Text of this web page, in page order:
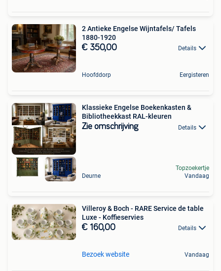
2 Antieke Engelse Wijntafels/ Tafels
1880-1920
€ 350,00 Details
Hoofddorp Eergisteren
Klassieke Engelse Boekenkasten &
Bibliotheekkast RAL-kleuren
Zie omschrijving Details
Deurne
Topzoekertje
Vandaag
Villeroy & Boch - RARE Service de table
Luxe - Koffieservies
€ 160,00 Details
Bezoek website Vandaag